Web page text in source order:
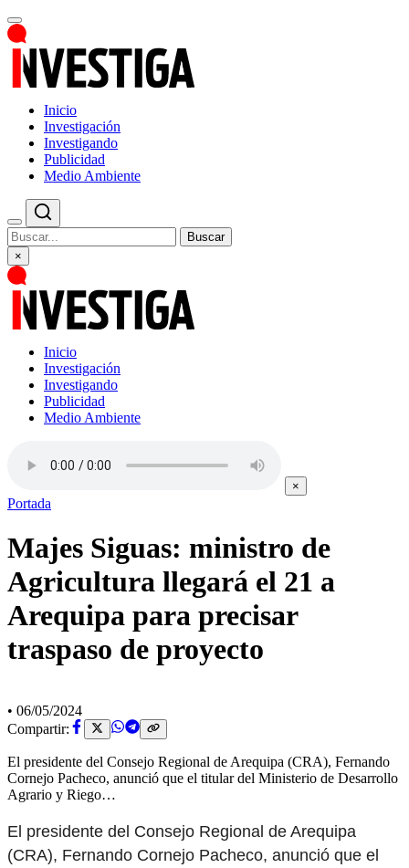
Inicio
Investigación
Investigando
Publicidad
Medio Ambiente
Buscar
×
Inicio
Investigación
Investigando
Publicidad
Medio Ambiente
×
Portada
Majes Siguas: ministro de
Agricultura llegará el 21 a
Arequipa para precisar
traspaso de proyecto
• 06/05/2024
Compartir:
El presidente del Consejo Regional de Arequipa (CRA), Fernando
Cornejo Pacheco, anunció que el titular del Ministerio de Desarrollo
Agrario y Riego…
El presidente del Consejo Regional de Arequipa
(CRA), Fernando Cornejo Pacheco, anunció que el